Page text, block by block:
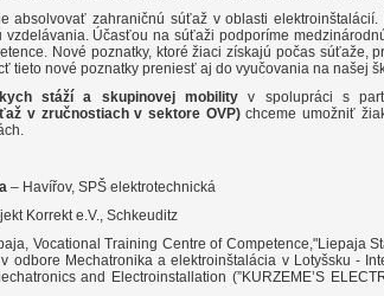
absolvovať zahraničnú súťaž v oblasti
vzdelávania. Účasťou na súťaži podporíme
Nové poznatky, ktoré žiaci získajú počas súťaže,
tieto nové poznatky preniesť aj do vyučovania na našej
stáží a skupinovej mobilityv spolupráci s
v zručnostiach v sektore OVP)chceme umožniť
– Havířov, SPŠ elektrotechnická
Korrekt e.V., Schkeuditz
Vocational Training Centre of Competence,"Liepaja
odbore Mechatronika a elektroinštalácia v Lotyšsku -
and Electroinstallation (”KURZEME’S